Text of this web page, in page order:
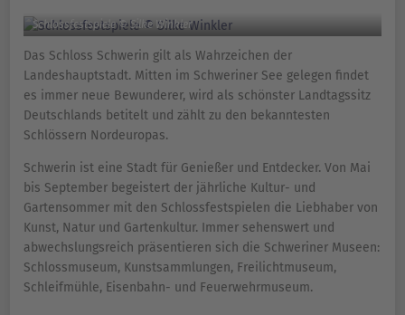
Schlossfestspiele © Silke Winkler
Das Schloss Schwerin gilt als Wahrzeichen der
Landeshauptstadt. Mitten im Schweriner See gelegen findet
es immer neue Bewunderer, wird als schönster Landtagssitz
Deutschlands betitelt und zählt zu den bekanntesten
Schlössern Nordeuropas.
Schwerin ist eine Stadt für Genießer und Entdecker. Von Mai
bis September begeistert der jährliche Kultur- und
Gartensommer mit den Schlossfestspielen die Liebhaber von
Kunst, Natur und Gartenkultur. Immer sehenswert und
abwechslungsreich präsentieren sich die Schweriner Museen:
Schlossmuseum, Kunstsammlungen, Freilichtmuseum,
Schleifmühle, Eisenbahn- und Feuerwehrmuseum.